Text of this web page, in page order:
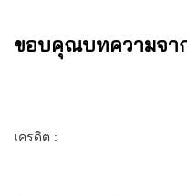
ขอบคุณบทความจา
เครดิต :